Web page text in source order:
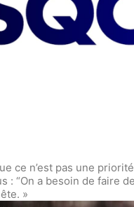
ce n’est pas une
: “On a besoin de faire
»